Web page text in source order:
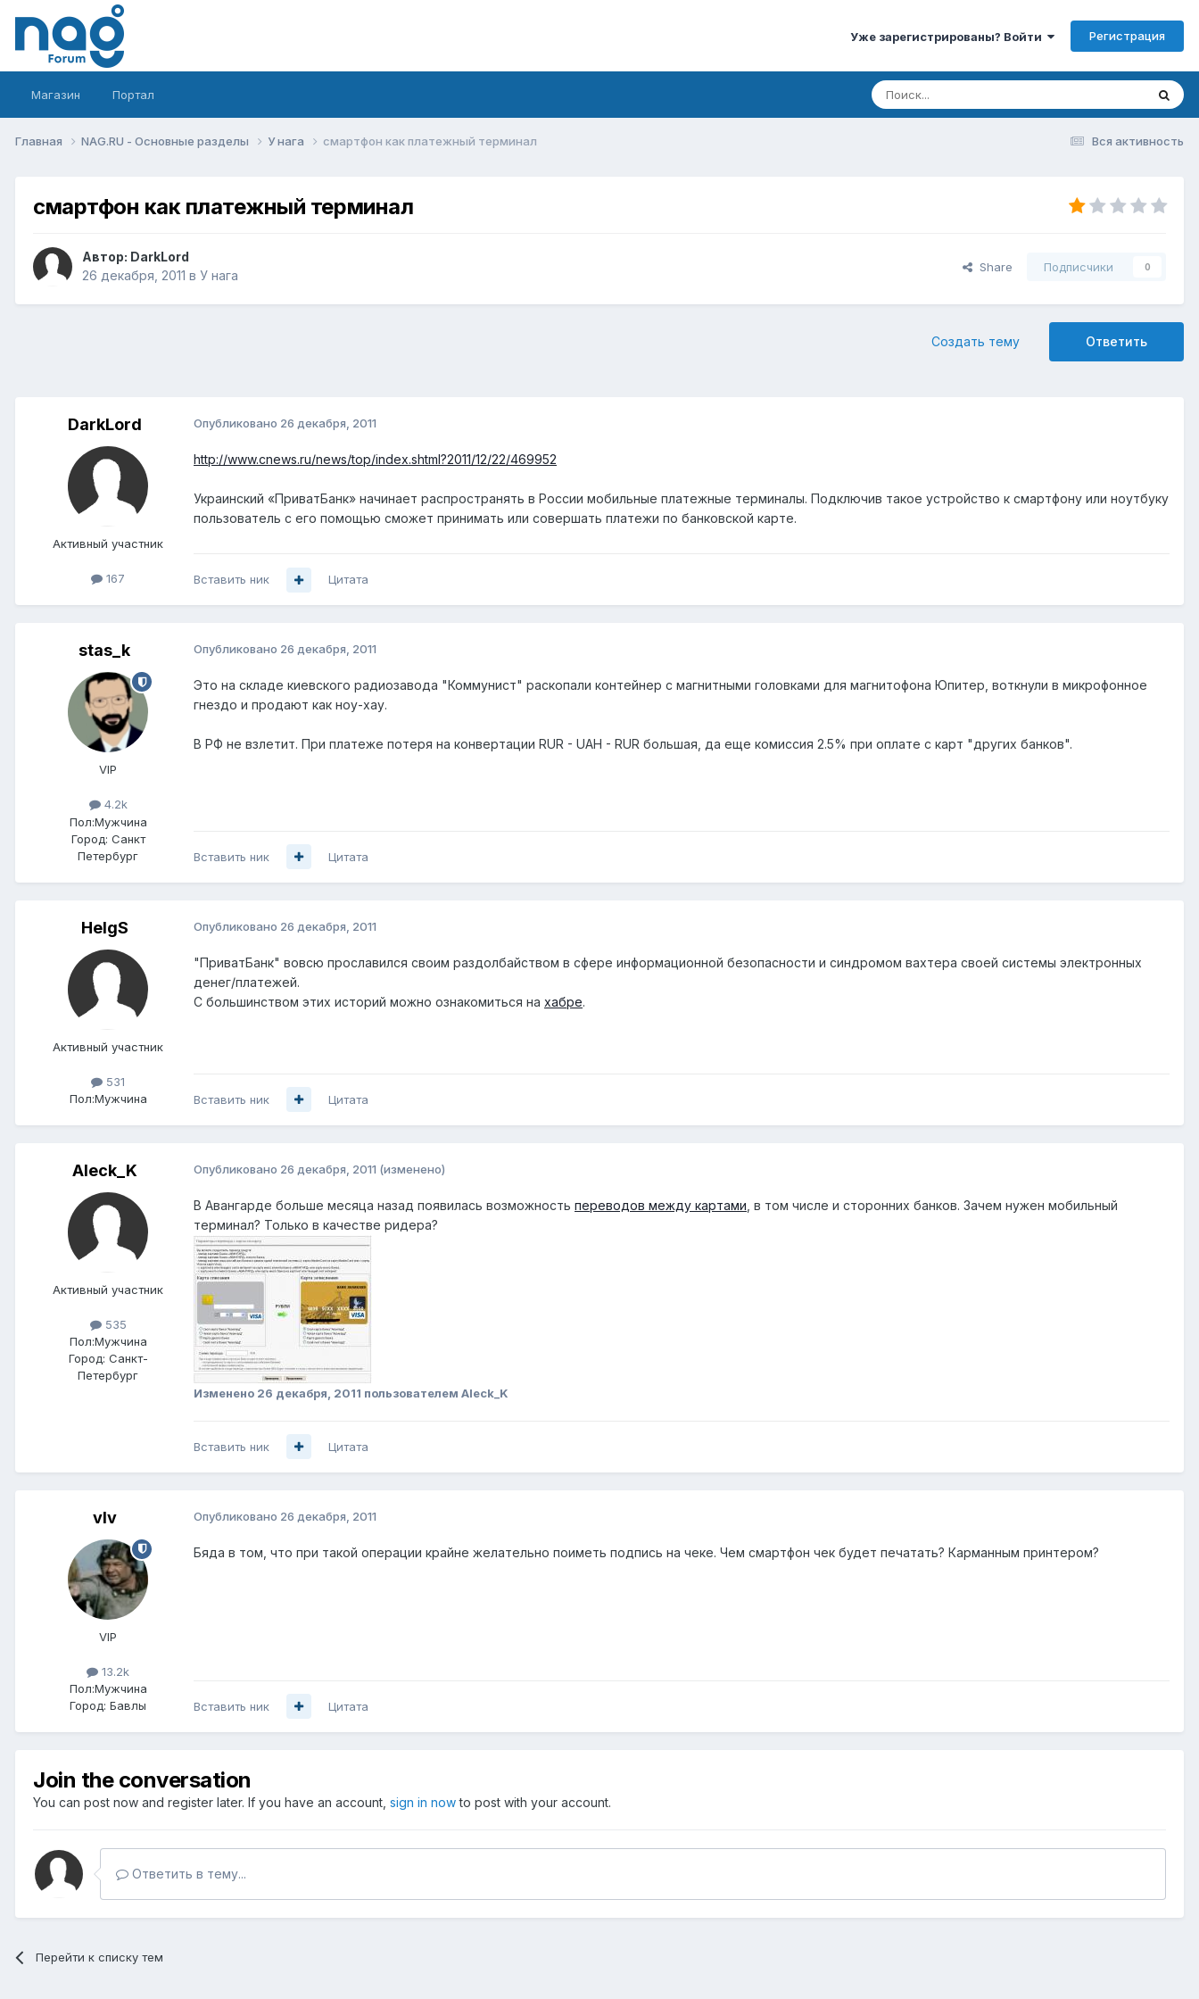
Уже зарегистрированы? Войти Регистрация
Магазин Портал
Вся активность
Главная NAG.RU - Основные разделы У нага смартфон как платежный терминал
смартфон как платежный терминал
Автор: DarkLord
26 декабря, 2011 в У нага
Share Подписчики 0
Ответить
Создать тему
DarkLord
Активный участник
167
Опубликовано 26 декабря, 2011
http://www.cnews.ru/news/top/index.shtml?2011/12/22/469952
Украинский «ПриватБанк» начинает распространять в России мобильные платежные терминалы. Подключив такое устройство к смартфону или ноутбуку
пользователь с его помощью сможет принимать или совершать платежи по банковской карте.
Вставить ник Цитата
stas_k
VIP
4.2k
Пол:Мужчина
Город: Санкт
Петербург
Опубликовано 26 декабря, 2011
Это на складе киевского радиозавода "Коммунист" раскопали контейнер с магнитными головками для магнитофона Юпитер, воткнули в микрофонное
гнездо и продают как ноу-хау.
В РФ не взлетит. При платеже потеря на конвертации RUR - UAH - RUR большая, да еще комиссия 2.5% при оплате с карт "других банков".
Вставить ник Цитата
HelgS
Активный участник
531
Пол:Мужчина
Опубликовано 26 декабря, 2011
"ПриватБанк" вовсю прославился своим раздолбайством в сфере информационной безопасности и синдромом вахтера своей системы электронных
денег/платежей.
С большинством этих историй можно ознакомиться на хабре.
Вставить ник Цитата
Aleck_K
Активный участник
535
Пол:Мужчина
Город: Санкт-
Петербург
Опубликовано 26 декабря, 2011 (изменено)
В Авангарде больше месяца назад появилась возможность переводов между картами , в том числе и сторонних банков. Зачем нужен мобильный
терминал? Только в качестве ридера?
Изменено 26 декабря, 2011 пользователем Aleck_K
Вставить ник Цитата
vIv
VIP
13.2k
Пол:Мужчина
Город: Бавлы
Опубликовано 26 декабря, 2011
Бяда в том, что при такой операции крайне желательно поиметь подпись на чеке. Чем смартфон чек будет печатать? Карманным принтером?
Вставить ник Цитата
Join the conversation
You can post now and register later. If you have an account, sign in nowto post with your account.
Ответить в тему...
Перейти к списку тем